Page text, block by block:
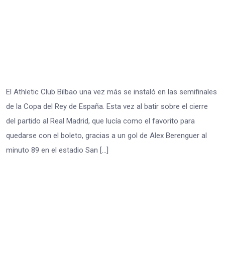
El Athletic Club Bilbao una vez más se instaló en las semifinales
de la Copa del Rey de España. Esta vez al batir sobre el cierre
del partido al Real Madrid, que lucía como el favorito para
quedarse con el boleto, gracias a un gol de Alex Berenguer al
minuto 89 en el estadio San […]